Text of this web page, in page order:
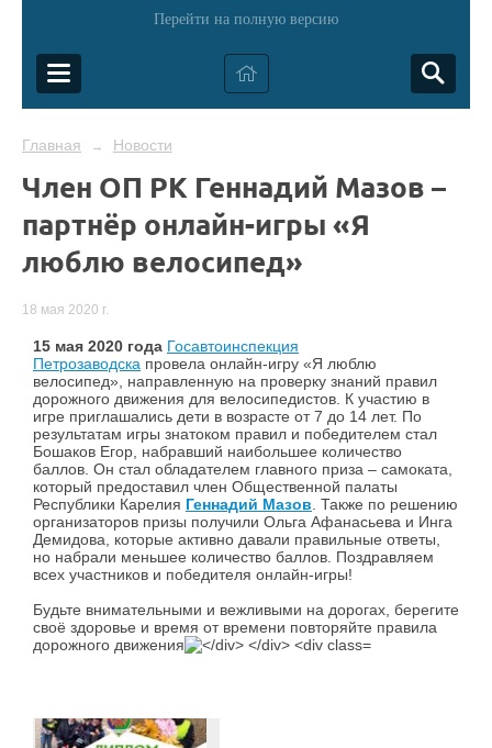
Перейти на полную версию
Главная → Новости
Член ОП РК Геннадий Мазов –
партнёр онлайн-игры «Я
люблю велосипед»
18 мая 2020 г.
15 мая 2020 года Госавтоинспекция
Петрозаводска провела онлайн-игру «Я люблю
велосипед», направленную на проверку знаний правил
дорожного движения для велосипедистов. К участию в
игре приглашались дети в возрасте от 7 до 14 лет. По
результатам игры знатоком правил и победителем стал
Бошаков Егор, набравший наибольшее количество
баллов. Он стал обладателем главного приза – самоката,
который предоставил член Общественной палаты
Республики Карелия Геннадий Мазов. Также по решению
организаторов призы получили Ольга Афанасьева и Инга
Демидова, которые активно давали правильные ответы,
но набрали меньшее количество баллов. Поздравляем
всех участников и победителя онлайн-игры!
Будьте внимательными и вежливыми на дорогах, берегите
своё здоровье и время от времени повторяйте правила
дорожного движения